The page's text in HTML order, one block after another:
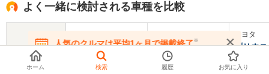
よく一緒に検討される車種を比較
プリウスEX プリウスPHV
トヨタ
プリウ
人気のクルマは平均1ヶ月で掲載終了※
在庫が無くなる前にお問い合わせください
ホーム 検索 履歴 お気に入り